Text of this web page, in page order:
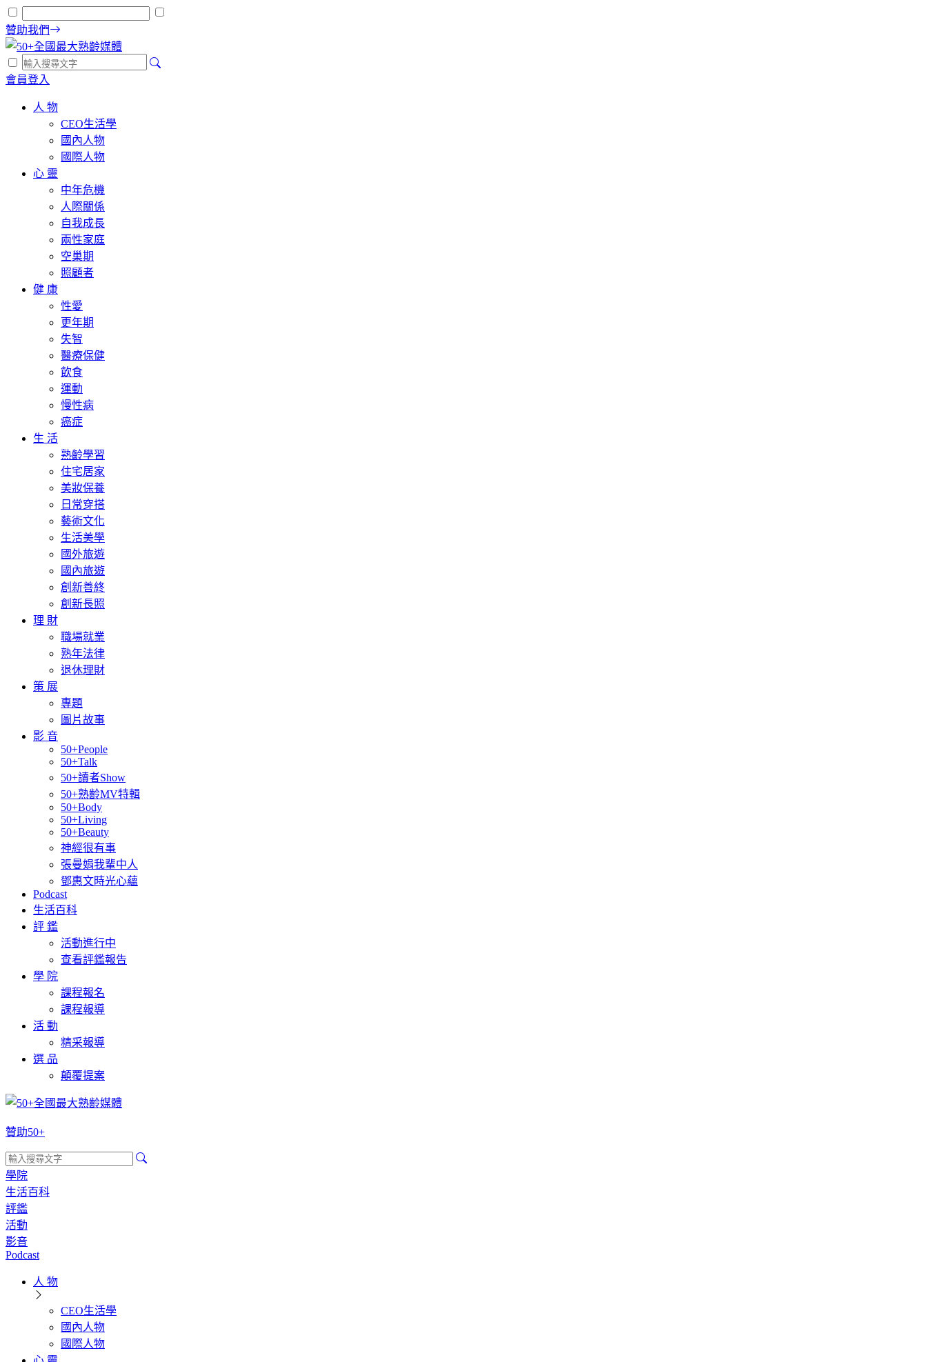
贊助我們
會員登入
人 物
CEO生活學
國內人物
國際人物
心 靈
中年危機
人際關係
自我成長
兩性家庭
空巢期
照顧者
健 康
性愛
更年期
失智
醫療保健
飲食
運動
慢性病
癌症
生 活
熟齡學習
住宅居家
美妝保養
日常穿搭
藝術文化
生活美學
國外旅遊
國內旅遊
創新善終
創新長照
理 財
職場就業
熟年法律
退休理財
策 展
專題
圖片故事
影 音
50+People
50+Talk
50+讀者Show
50+熟齡MV特輯
50+Body
50+Living
50+Beauty
神經很有事
張曼娟我輩中人
鄧惠文時光心蘊
Podcast
生活百科
評 鑑
活動進行中
查看評鑑報告
學 院
課程報名
課程報導
活 動
精采報導
選 品
顛覆提案
贊助50+
學院
生活百科
評鑑
活動
影音
Podcast
人 物
CEO生活學
國內人物
國際人物